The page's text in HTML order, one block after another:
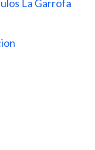
La Garrofa